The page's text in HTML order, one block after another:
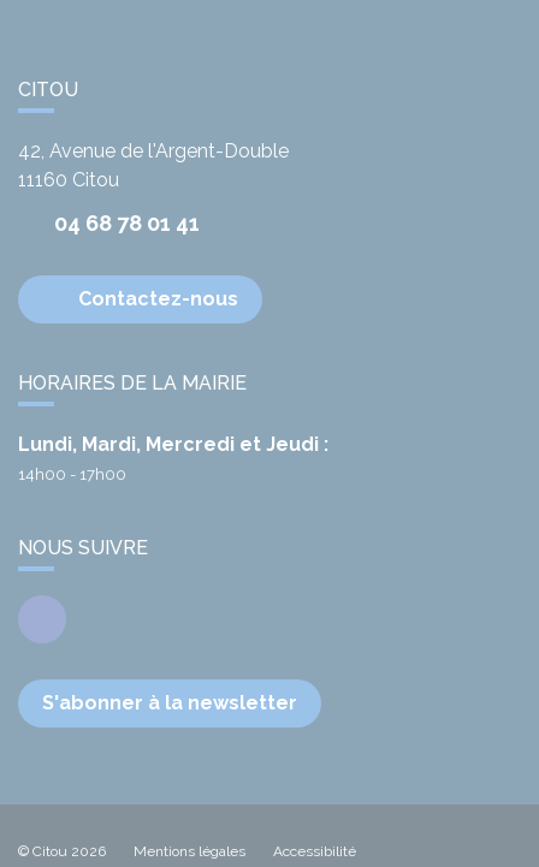
CITOU
42, Avenue de l'Argent-Double
11160 Citou
04 68 78 01 41
Contactez-nous
HORAIRES DE LA MAIRIE
Lundi, Mardi, Mercredi et Jeudi :
14h00 - 17h00
NOUS SUIVRE
Facebook
S'abonner à la newsletter
© Citou 2026 Mentions légales Accessibilité